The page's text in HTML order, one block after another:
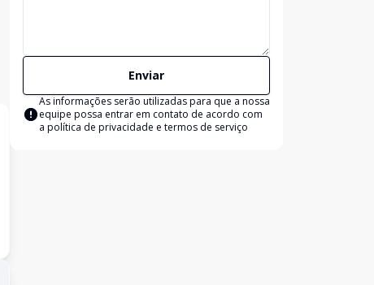
Enviar
As informações serão utilizadas para que a nossa
equipe possa entrar em contato de acordo com
a política de privacidade e termos de serviço